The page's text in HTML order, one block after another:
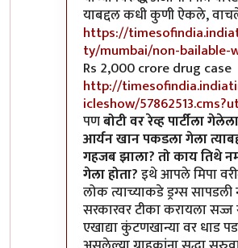
याबद्दल कधी कुणी ऐकले,
https://
ty/mumbai/non-bailable-
Rs 2,000 crore drug case
http://
icleshow/
पणबोटी वर रेव्ह पार्टीला
आर्यन खान पकडला गेला
गहजब झाला? तो काय तिथे
गेला होता?इथे आपले मिपा
लोक त्याच्याकडे ड्रग्स सापडली
सरकारवर टीका करायला सज्ज
एखाद्या कुंटणखान्या वर धाड